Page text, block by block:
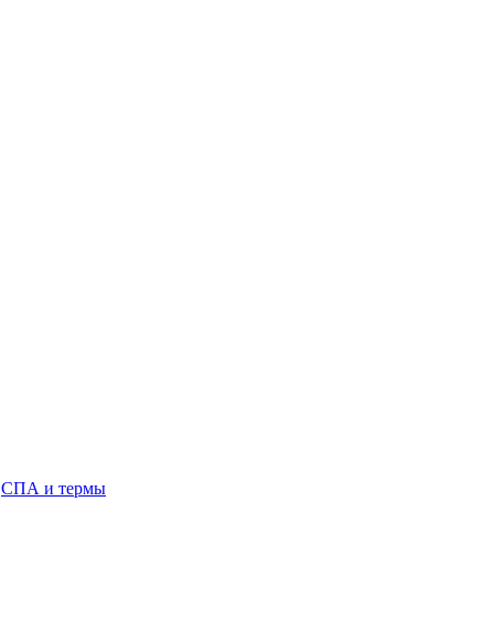
СПА и термы